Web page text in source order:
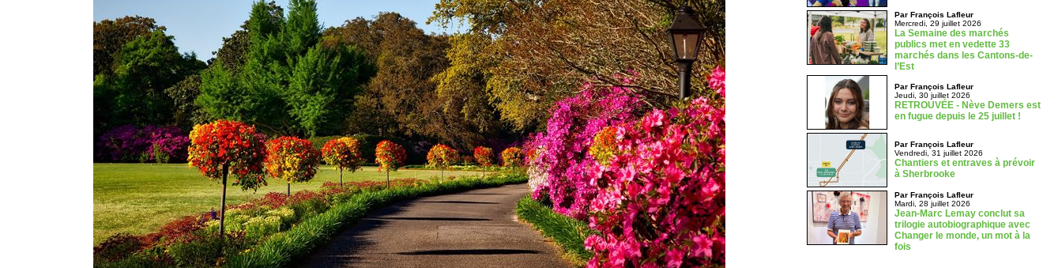
Par François Lafleur
Mercredi, 29 juillet 2026
La Semaine des marchés
publics met en vedette 33
marchés dans les Cantons-de-
l’Est
Par François Lafleur
Jeudi, 30 juillet 2026
RETROUVÉE - Nève Demers est
en fugue depuis le 25 juillet !
Par François Lafleur
Vendredi, 31 juillet 2026
Chantiers et entraves à prévoir
à Sherbrooke
Par François Lafleur
Mardi, 28 juillet 2026
Jean-Marc Lemay conclut sa
trilogie autobiographique avec
Changer le monde, un mot à la
fois